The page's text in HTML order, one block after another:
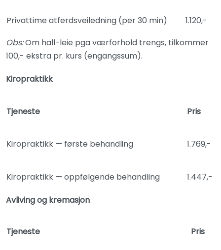
Privattime atferdsveiledning (per 30 min)
1.120,-
Obs:Om hall-leie pga værforhold trengs, tilkommer
100,- ekstra pr. kurs (engangssum).
Kiropraktikk
Tjeneste Pris
Kiropraktikk — første behandling 1.769,-
Kiropraktikk — oppfølgende behandling 1.447,-
Avliving og kremasjon
Tjeneste Pris